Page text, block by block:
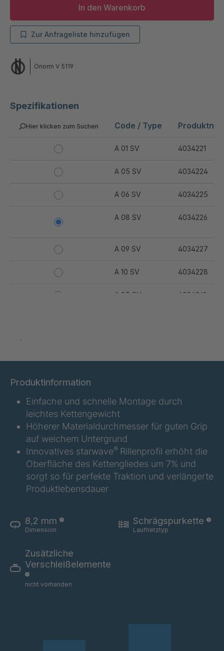
Spezifikationen
Hier klicken zum Suchen Code / Type
A 01 SV 4034221
A 05 SV 4034224
A 06 SV 4034225
A 08 SV 4034226
A 09 SV 4034227
A 10 SV 4034228
A 85 SV 4034261
A 88 SV 4034265
A 94 SV
4034271
A 02 SV 4034290
A 95 SV 4034318
A 148 8 SV 4034877
.
Produktinformation
Einfache und schnelle Montage durch
leichtes Kettengewicht
Höherer Materialdurchmesser für guten Grip
auf weichem Untergrund
Innovatives starwave® Rillenprofil erhöht die
Oberfläche des Kettengliedes um 7% und
sorgt so für perfekte Traktion und verlängerte
Produktlebensdauer
8,2 mm
Dimension
Schrägspurkette
Laufnetztyp
Zusätzliche
Verschleißelemente
nicht vorhanden
In den Warenkorb
Zur Anfrageliste hinzufügen
Önorm V 5119